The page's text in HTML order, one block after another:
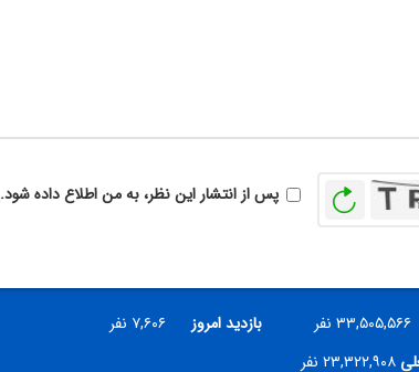
بازخوانیپس از انتشار این نظر، به من اطلاع داده شود.
۳۳,۵۰۵,۵۶۶ نفر بازدید امروز
۷,۶۰۶ نفر
۲۳,۳۲۲,۹۰۸ نفر